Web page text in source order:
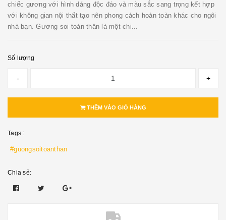
chiếc gương với hình dáng độc đáo và màu sắc sang trọng kết hợp
với không gian nội thất tạo nên phong cách hoàn toàn khác cho ngôi
nhà bạn. Gương soi toàn thân là một chi...
Số lượng
- +
THÊM VÀO GIỎ HÀNG
Tags :
#guongsoitoanthan
Chia sẻ: